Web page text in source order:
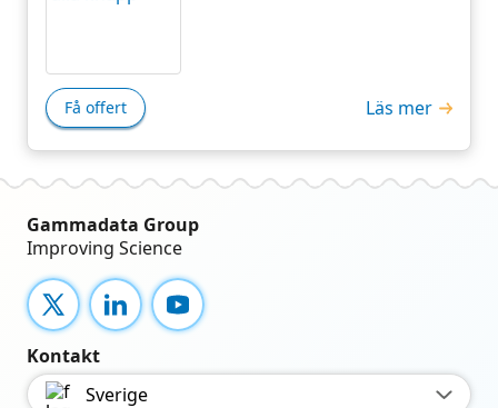
Få offert Läs mer
Gammadata Group
Improving Science
X LinkedInYouTube
Kontakt
Sverige